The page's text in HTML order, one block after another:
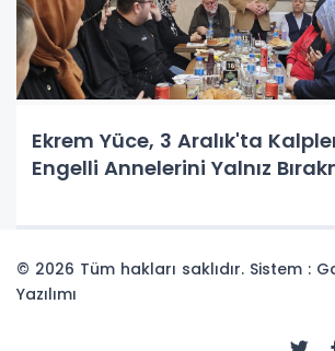
Ekrem Yüce, 3 Aralık'ta
Engelli Annelerini Yalnız
© 2026 Tüm hakları saklıdır. Sistem :
Yazılımı